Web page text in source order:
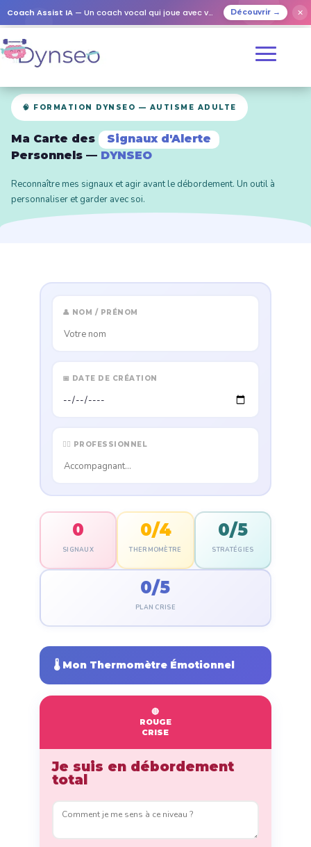
Coach Assist IA — Un coach vocal qui joue avec vos proches Découvrir → ✕
🧠 FORMATION DYNSEO — AUTISME ADULTE
Ma Carte des
Signaux d'Alerte
Personnels — DYNSEO
Reconnaître mes signaux et agir avant le débordement. Un outil à
personnaliser et garder avec soi.
👤 NOM / PRÉNOM
📅 DATE DE CRÉATION
👩‍⚕️ PROFESSIONNEL
0
SIGNAUX
0/4
THERMOMÈTRE
0/5
STRATÉGIES
0/5
PLAN CRISE
🌡️ Mon Thermomètre Émotionnel
🔴
ROUGE
CRISE
Je suis en débordement
total